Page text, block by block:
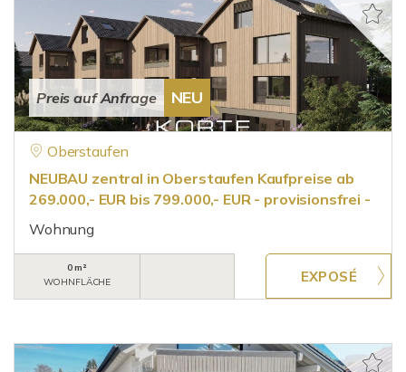
Preis auf Anfrage NEU
Oberstaufen
NEUBAU zentral in Oberstaufen Kaufpreise ab
269.000,- EUR bis 799.000,- EUR - provisionsfrei -
Wohnung
0 m²
WOHNFLÄCHE